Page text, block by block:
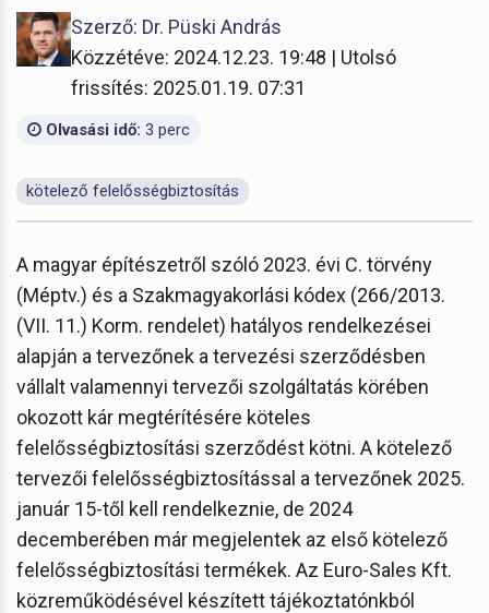
Szerző: Dr. Püski András
Közzétéve: 2024.12.23. 19:48 | Utolsó
frissítés: 2025.01.19. 07:31
Olvasási idő: 3 perc
kötelező felelősségbiztosítás
A magyar építészetről szóló 2023. évi C. törvény
(Méptv.) és a Szakmagyakorlási kódex (266/2013.
(VII. 11.) Korm. rendelet) hatályos rendelkezései
alapján a tervezőnek a tervezési szerződésben
vállalt valamennyi tervezői szolgáltatás körében
okozott kár megtérítésére köteles
felelősségbiztosítási szerződést kötni. A kötelező
tervezői felelősségbiztosítással a tervezőnek 2025.
január 15-től kell rendelkeznie, de 2024
decemberében már megjelentek az első kötelező
felelősségbiztosítási termékek. Az Euro-Sales Kft.
közreműködésével készített tájékoztatónkból